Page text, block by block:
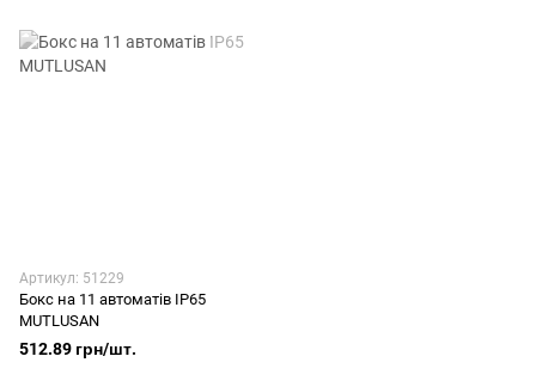
Артикул: 51229
Бокс на 11 автоматів IP65
MUTLUSAN
512.89 грн/шт.